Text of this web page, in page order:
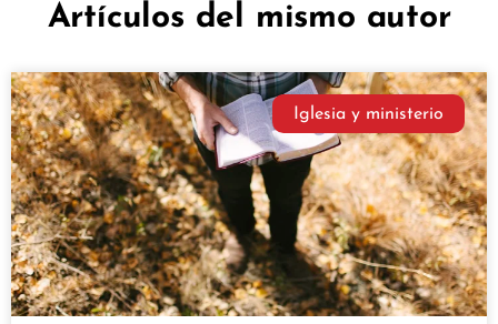
Artículos del mismo autor
Iglesia y ministerio